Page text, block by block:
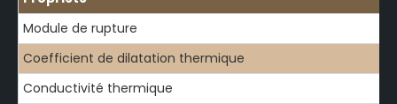
Module de rupture
Coefficient de dilatation thermique
Conductivité thermique